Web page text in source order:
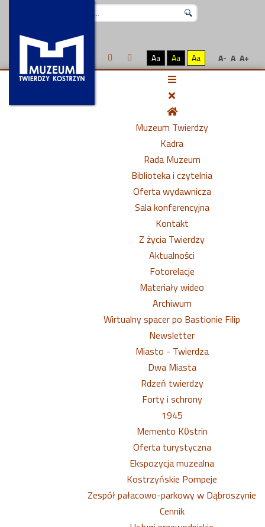
Aa Aa Aa A- A A+
Muzeum Twierdzy
Kadra
Rada Muzeum
Biblioteka i czytelnia
Oferta wydawnicza
Sala konferencyjna
Kontakt
Z życia Twierdzy
Aktualności
Fotorelacje
Materiały wideo
Archiwum
Wirtualny spacer po Bastionie Filip
Newsletter
Miasto - Twierdza
Dwa Miasta
Rdzeń twierdzy
Forty i schrony
1945
Memento Kϋstrin
Oferta turystyczna
Ekspozycja muzealna
Kostrzyńskie Pompeje
Zespół pałacowo-parkowy w Dąbroszynie
Cennik